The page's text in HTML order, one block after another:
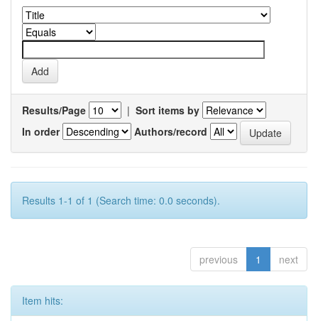
Results/Page | Sort items by
In order
Authors/record
Results 1-1 of 1 (Search time: 0.0 seconds).
previous 1 next
Item hits: